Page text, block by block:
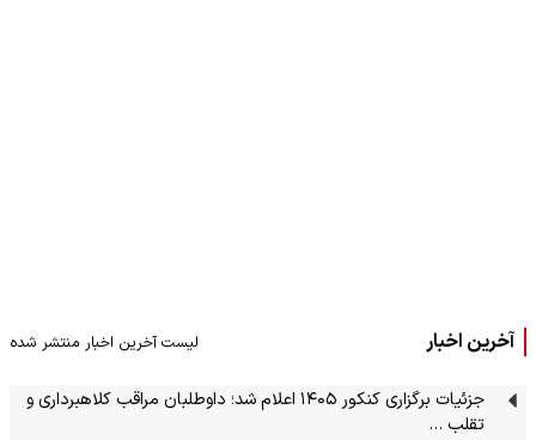
آخرین اخبار لیست آخرین اخبار منتشر شده
جزئیات برگزاری کنکور ۱۴۰۵ اعلام شد؛ داوطلبان مراقب کلاهبرداری و
تقلب …